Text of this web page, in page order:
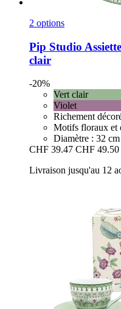
2 options
Pip Studio
clair
-20%
Vert clair
Violet
Richement
Motifs floraux et
Diamètre : 32 cm
CHF 39.47 CHF 49.50
Livraison jusqu'au 12